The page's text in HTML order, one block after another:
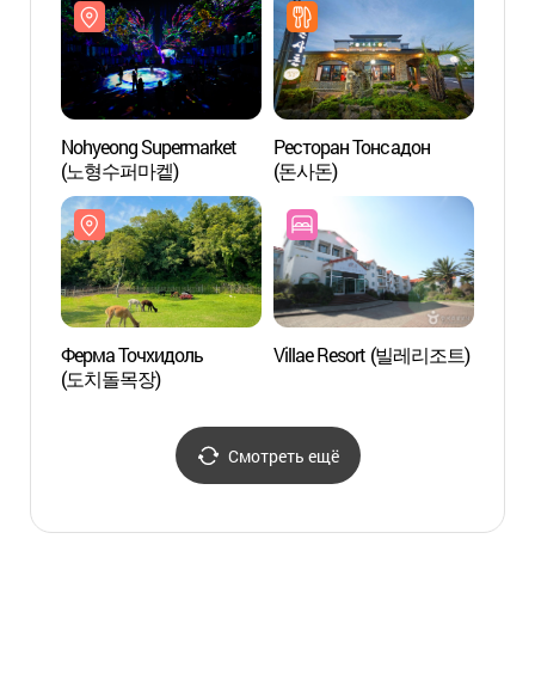
Nohyeong Supermarket
(노형수퍼마켙)
Ресторан Тонсадон
(돈사돈)
Ферма Точхидоль
(도치돌목장)
Villae Resort (빌레리조트)
Смотреть ещё